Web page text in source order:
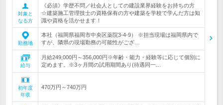
対象と
なる方
《必須》学歴不問／社会人としての建設業界経験をお持ちの方
☆建築施工管理技士の資格保有の方や建築を学校で学んだ方は知
識や資格を活かせます！
勤務地
本社（福岡県福岡市中央区薬院3-4-9） ※担当現場は福岡県内で
すが、隣県の現場勤務の可能性がござ…
給与
月給249,000円～356,000円※年齢・能力・経験等に応じて個別に
定めます。※3ヶ月間の試用期間あり(待遇同一…
初年度
年収
470万円～740万円